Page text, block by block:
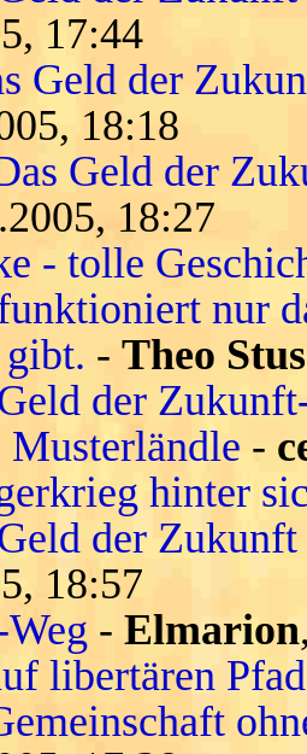
17:44
Geld der
18:18
Geld der
18:27
- tolle
nur
- Theo
der
-
hinter
der
18:57
- Elmarion
libertären